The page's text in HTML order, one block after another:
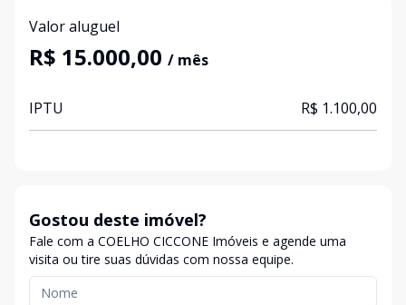
Valor aluguel
R$ 15.000,00 / mês
IPTU R$ 1.100,00
Gostou deste imóvel?
Fale com a COELHO CICCONE Imóveis e agende uma
visita ou tire suas dúvidas com nossa equipe.